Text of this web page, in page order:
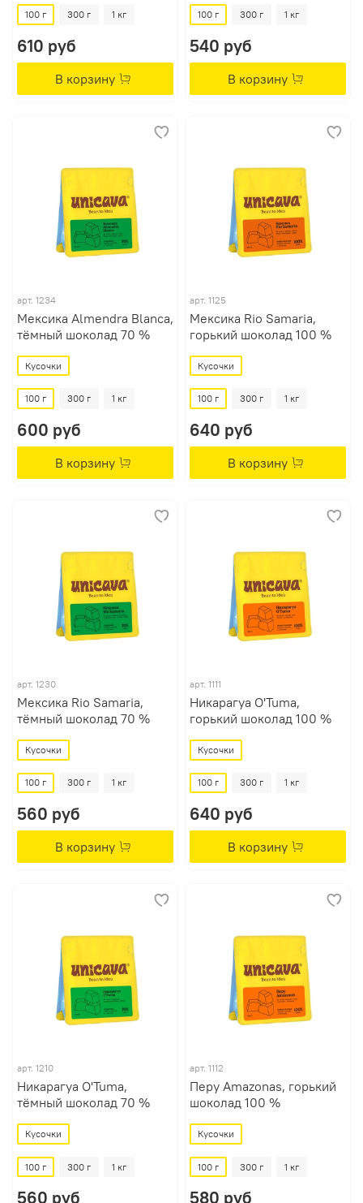
100 г 300 г 1 кг
610 руб
В корзину
100 г 300 г 1 кг
540 руб
В корзину
арт. 1234
Мексика Almendra Blanca,
тёмный шоколад 70 %
Кусочки
100 г 300 г 1 кг
600 руб
В корзину
арт. 1125
Мексика Rio Samaria,
горький шоколад 100 %
Кусочки
100 г 300 г 1 кг
640 руб
В корзину
арт. 1230
Мексика Rio Samaria,
тёмный шоколад 70 %
Кусочки
100 г 300 г 1 кг
560 руб
В корзину
арт. 1111
Никарагуа O'Tuma,
горький шоколад 100 %
Кусочки
100 г 300 г 1 кг
640 руб
В корзину
арт. 1210
Никарагуа O'Tuma,
тёмный шоколад 70 %
Кусочки
100 г 300 г 1 кг
560 руб
арт. 1112
Перу Amazonas, горький
шоколад 100 %
Кусочки
100 г 300 г 1 кг
580 руб